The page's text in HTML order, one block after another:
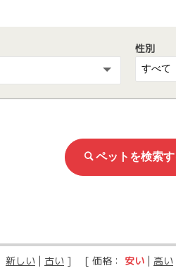
性別
新しい | 古い ] [ 価格： 安い | 高い